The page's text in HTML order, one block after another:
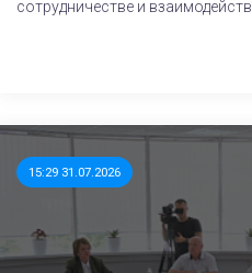
сотрудничестве и
15:29 31.07.2026